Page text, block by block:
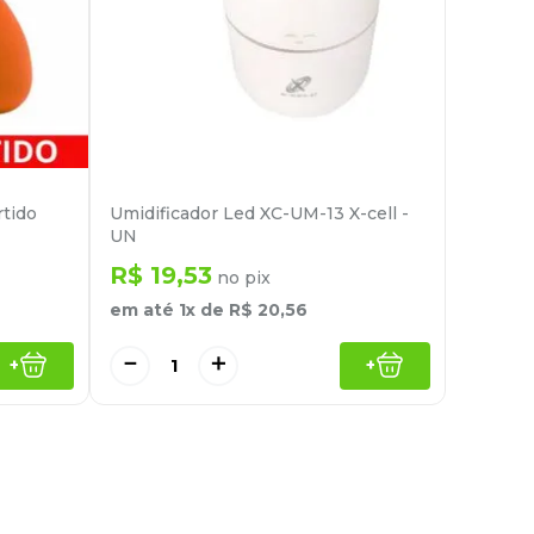
+
Umidificador Led XC-UM-13 X-cell -
UN
R$ 19,53 no pix
em até 1x de R$ 20,56
＋
－ +